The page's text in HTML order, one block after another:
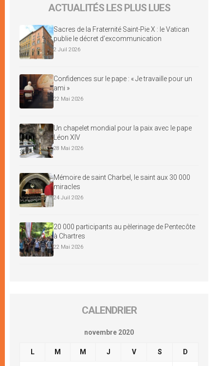
ACTUALITÉS LES PLUS LUES
Sacres de la Fraternité Saint-Pie X : le Vatican
publie le décret d’excommunication
2 Juil 2026
Confidences sur le pape : « Je travaille pour un
ami »
22 Mai 2026
Un chapelet mondial pour la paix avec le pape
Léon XIV
28 Mai 2026
Mémoire de saint Charbel, le saint aux 30 000
miracles
24 Juil 2026
20 000 participants au pèlerinage de Pentecôte
à Chartres
22 Mai 2026
CALENDRIER
novembre 2020
L M M J V S D